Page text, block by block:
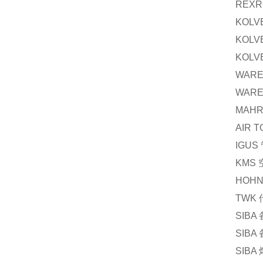
MAHR
AIR
IGUS
KMS
TWK
SIBA
SIBA
SIBA